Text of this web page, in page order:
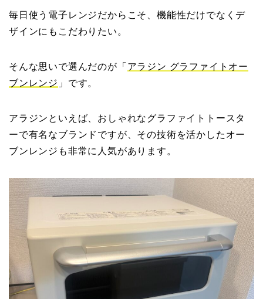
毎日使う電子レンジだからこそ、機能性だけでなくデ
ザインにもこだわりたい。
そんな思いで選んだのが「 アラジン グラファイトオー
ブンレンジ 」です。
アラジンといえば、おしゃれなグラファイトトースタ
ーで有名なブランドですが、その技術を活かしたオー
ブンレンジも非常に人気があります。